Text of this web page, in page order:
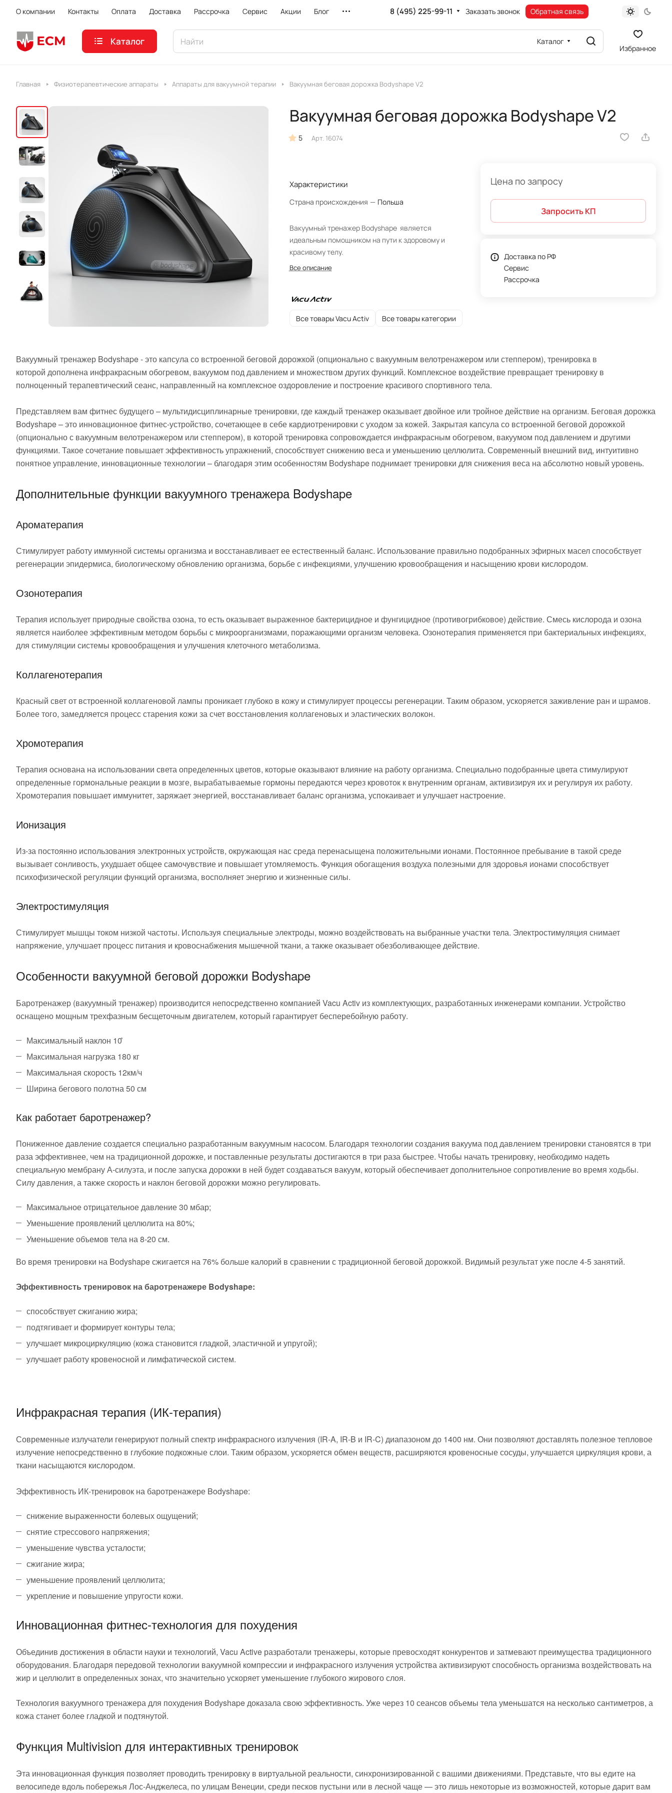
О компании Контакты Оплата Доставка Рассрочка Сервис Акции Блог 8 (495) 225-99-11 Заказать звонок Обратная связь
Каталог Каталог
Избранное
Главная Физиотерапевтические аппараты Аппараты для вакуумной терапии Вакуумная беговая дорожка Bodyshape V2
Вакуумная беговая дорожка Bodyshape V2
5 Арт. 16074
Характеристики
Страна происхождения — Польша
Вакуумный тренажер Bodyshape является
идеальным помощником на пути к здоровому и
красивому телу.
Все описание
Все товары Vacu Activ Все товары категории
Цена по запросу
Запросить КП
Доставка по РФ
Сервис
Рассрочка
Вакуумный тренажер Bodyshape - это капсула со встроенной беговой дорожкой (опционально с вакуумным велотренажером или степпером), тренировка в
которой дополнена инфракрасным обогревом, вакуумом под давлением и множеством других функций. Комплексное воздействие превращает тренировку в
полноценный терапевтический сеанс, направленный на комплексное оздоровление и построение красивого спортивного тела.
Представляем вам фитнес будущего – мультидисциплинарные тренировки, где каждый тренажер оказывает двойное или тройное действие на организм. Беговая дорожка
Bodyshape – это инновационное фитнес-устройство, сочетающее в себе кардиотренировки с уходом за кожей. Закрытая капсула со встроенной беговой дорожкой
(опционально с вакуумным велотренажером или степпером), в которой тренировка сопровождается инфракрасным обогревом, вакуумом под давлением и другими
функциями. Такое сочетание повышает эффективность упражнений, способствует снижению веса и уменьшению целлюлита. Современный внешний вид, интуитивно
понятное управление, инновационные технологии – благодаря этим особенностям Bodyshape поднимает тренировки для снижения веса на абсолютно новый уровень.
Дополнительные функции вакуумного тренажера Bodyshape
Ароматерапия
Стимулирует работу иммунной системы организма и восстанавливает ее естественный баланс. Использование правильно подобранных эфирных масел способствует
регенерации эпидермиса, биологическому обновлению организма, борьбе с инфекциями, улучшению кровообращения и насыщению крови кислородом.
Озонотерапия
Терапия использует природные свойства озона, то есть оказывает выраженное бактерицидное и фунгицидное (противогрибковое) действие. Смесь кислорода и озона
является наиболее эффективным методом борьбы с микроорганизмами, поражающими организм человека. Озонотерапия применяется при бактериальных инфекциях,
для стимуляции системы кровообращения и улучшения клеточного метаболизма.
Коллагенотерапия
Красный свет от встроенной коллагеновой лампы проникает глубоко в кожу и стимулирует процессы регенерации. Таким образом, ускоряется заживление ран и шрамов.
Более того, замедляется процесс старения кожи за счет восстановления коллагеновых и эластических волокон.
Хромотерапия
Терапия основана на использовании света определенных цветов, которые оказывают влияние на работу организма. Специально подобранные цвета стимулируют
определенные гормональные реакции в мозге, вырабатываемые гормоны передаются через кровоток к внутренним органам, активизируя их и регулируя их работу.
Хромотерапия повышает иммунитет, заряжает энергией, восстанавливает баланс организма, успокаивает и улучшает настроение.
Ионизация
Из-за постоянно использования электронных устройств, окружающая нас среда перенасыщена положительными ионами. Постоянное пребывание в такой среде
вызывает сонливость, ухудшает общее самочувствие и повышает утомляемость. Функция обогащения воздуха полезными для здоровья ионами способствует
психофизической регуляции функций организма, восполняет энергию и жизненные силы.
Электростимуляция
Стимулирует мышцы током низкой частоты. Используя специальные электроды, можно воздействовать на выбранные участки тела. Электростимуляция снимает
напряжение, улучшает процесс питания и кровоснабжения мышечной ткани, а также оказывает обезболивающее действие.
Особенности вакуумной беговой дорожки Bodyshape
Баротренажер (вакуумный тренажер) производится непосредственно компанией Vacu Activ из комплектующих, разработанных инженерами компании. Устройство
оснащено мощным трехфазным бесщеточным двигателем, который гарантирует бесперебойную работу.
Максимальный наклон 10 ̊
Максимальная нагрузка 180 кг
Максимальная скорость 12км/ч
Ширина бегового полотна 50 см
Как работает баротренажер?
Пониженное давление создается специально разработанным вакуумным насосом. Благодаря технологии создания вакуума под давлением тренировки становятся в три
раза эффективнее, чем на традиционной дорожке, и поставленные результаты достигаются в три раза быстрее. Чтобы начать тренировку, необходимо надеть
специальную мембрану А-силуэта, и после запуска дорожки в ней будет создаваться вакуум, который обеспечивает дополнительное сопротивление во время ходьбы.
Силу давления, а также скорость и наклон беговой дорожки можно регулировать.
Максимальное отрицательное давление 30 мбар;
Уменьшение проявлений целлюлита на 80%;
Уменьшение объемов тела на 8-20 см.
Во время тренировки на Bodyshape сжигается на 76% больше калорий в сравнении с традиционной беговой дорожкой. Видимый результат уже после 4-5 занятий.
Эффективность тренировок на баротренажере Bodyshape:
способствует сжиганию жира;
подтягивает и формирует контуры тела;
улучшает микроциркуляцию (кожа становится гладкой, эластичной и упругой);
улучшает работу кровеносной и лимфатической систем.
Инфракрасная терапия (ИК-терапия)
Современные излучатели генерируют полный спектр инфракрасного излучения (IR-A, IR-B и IR-C) диапазоном до 1400 нм. Они позволяют доставлять полезное тепловое
излучение непосредственно в глубокие подкожные слои. Таким образом, ускоряется обмен веществ, расширяются кровеносные сосуды, улучшается циркуляция крови, а
ткани насыщаются кислородом.
Эффективность ИК-тренировок на баротренажере Bodyshape:
снижение выраженности болевых ощущений;
снятие стрессового напряжения;
уменьшение чувства усталости;
сжигание жира;
уменьшение проявлений целлюлита;
укрепление и повышение упругости кожи.
Инновационная фитнес-технология для похудения
Объединив достижения в области науки и технологий, Vacu Active разработали тренажеры, которые превосходят конкурентов и затмевают преимущества традиционного
оборудования. Благодаря передовой технологии вакуумной компрессии и инфракрасного излучения устройства активизируют способность организма воздействовать на
жир и целлюлит в определенных зонах, что значительно ускоряет уменьшение глубокого жирового слоя.
Технология вакуумного тренажера для похудения Bodyshape доказала свою эффективность. Уже через 10 сеансов объемы тела уменьшатся на несколько сантиметров, а
кожа станет более гладкой и подтянутой.
Функция Multivision для интерактивных тренировок
Эта инновационная функция позволяет проводить тренировку в виртуальной реальности, синхронизированной с вашими движениями. Представьте, что вы едите на
велосипеде вдоль побережья Лос-Анджелеса, по улицам Венеции, среди песков пустыни или в лесной чаще — это лишь некоторые из возможностей, которые дарит вам